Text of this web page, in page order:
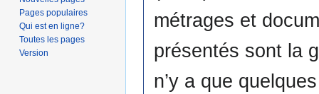
métrages et documentaires. Les points
présentés sont la
n’y a que
Pages populaires
Qui est en ligne?
Toutes les pages
Version